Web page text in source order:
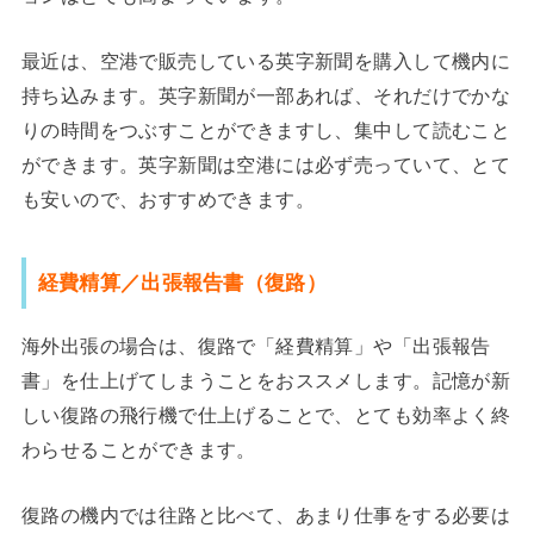
最近は、空港で販売している英字新聞を購入して機内に
持ち込みます。英字新聞が一部あれば、それだけでかな
りの時間をつぶすことができますし、集中して読むこと
ができます。英字新聞は空港には必ず売っていて、とて
も安いので、おすすめできます。
経費精算／出張報告書（復路）
海外出張の場合は、復路で「経費精算」や「出張報告
書」を仕上げてしまうことをおススメします。記憶が新
しい復路の飛行機で仕上げることで、とても効率よく終
わらせることができます。
復路の機内では往路と比べて、あまり仕事をする必要は